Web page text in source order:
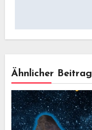
Ähnlicher Beitrag